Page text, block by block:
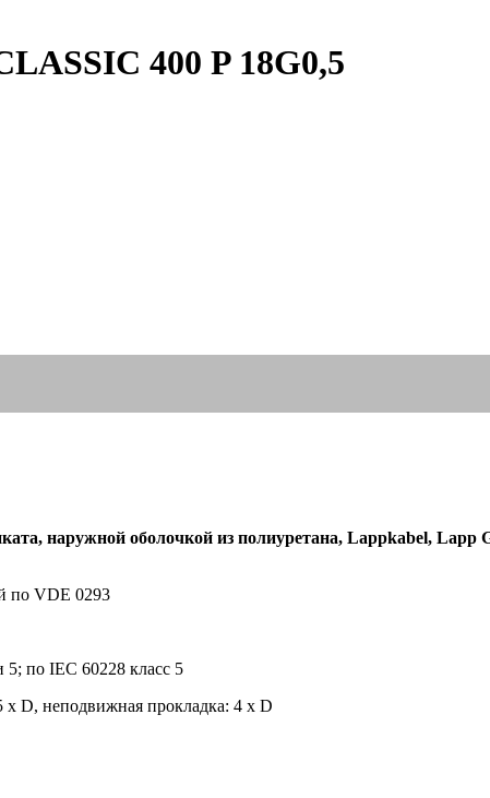
400 P 18G0,5
наружной оболочкой из полиуретана, Lappkabel, Lapp
по VDE 0293
по IEC 60228 класс 5
D, неподвижная прокладка: 4 х D